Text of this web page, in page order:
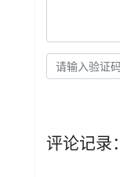
评论记录：